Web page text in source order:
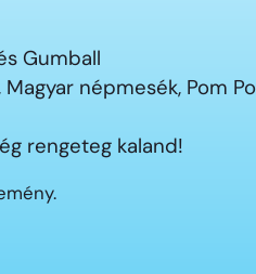
Gumball
népmesék, Pom
rengeteg kaland!